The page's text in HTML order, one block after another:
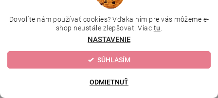
2026 © Kozmetický obchod, všetky práva vyhradenéUpraviť nastavenie cookies
Vytvoril Shoptet
Dovolíte nám používať cookies? Vďaka nim pre vás môžeme e-
shop neustále zlepšovat. Viac tu
NASTAVENIE
ODMIETNUŤ
SÚHLASÍM